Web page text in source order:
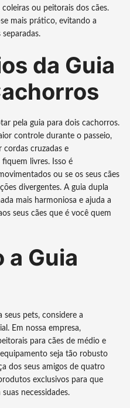
ou peitorais dos cães.
mais prático, evitando a
separadas.
da Guia
pela guia para dois cachorros.
controle durante o passeio,
cordas cruzadas e
livres. Isso é
ou se os seus cães
divergentes. A guia dupla
mais harmoniosa e ajuda a
seus cães que é você quem
a Guia
seus pets, considere a
Em nossa empresa,
para cães de médio e
seja tão robusto
dos seus amigos de quatro
exclusivos para que
necessidades.